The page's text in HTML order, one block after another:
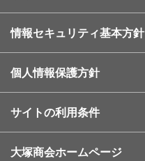
情報セキュリティ基本方針
個人情報保護方針
サイトの利用条件
大塚商会ホームページ